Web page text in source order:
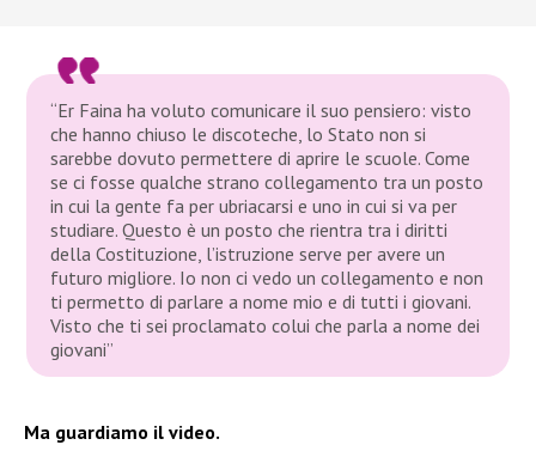
“Er Faina ha voluto comunicare il suo pensiero: visto
che hanno chiuso le discoteche, lo Stato non si
sarebbe dovuto permettere di aprire le scuole. Come
se ci fosse qualche strano collegamento tra un posto
in cui la gente fa per ubriacarsi e uno in cui si va per
studiare. Questo è un posto che rientra tra i diritti
della Costituzione, l’istruzione serve per avere un
futuro migliore. Io non ci vedo un collegamento e non
ti permetto di parlare a nome mio e di tutti i giovani.
Visto che ti sei proclamato colui che parla a nome dei
giovani”
Ma guardiamo il video.